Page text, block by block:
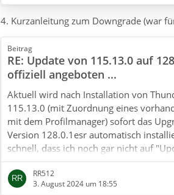
4. Kurzanleitung zum Downgrade (war
Beitrag
RE: Update von 115.13.0 auf
offiziell angeboten ...
Aktuell wird nach Installation von
115.13.0 (mit Zuordnung eines
mit dem Profilmanager) sofort das
Version 128.0.1esr automatisch
schnell, dass ich noch gar nicht auf
umstellen konnte. Danach wurden
aufgerufen - eine mit einer Danksagung
Installation von Thunderbird und die
RR512
3. August 2024 um 18:55